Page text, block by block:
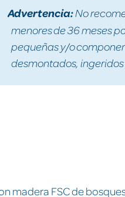
Advertencia:No
menores de 36 meses
pequeñas y/o
desmontados, ingeridos
madera FSC de